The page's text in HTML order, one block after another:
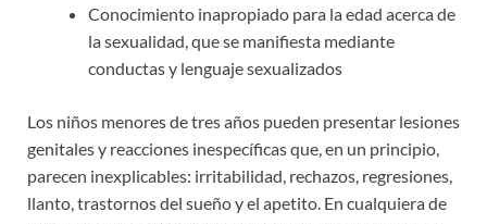
Conocimiento inapropiado para la edad acerca de
la sexualidad, que se manifiesta mediante
conductas y lenguaje sexualizados
Los niños menores de tres años pueden presentar lesiones
genitales y reacciones inespecíficas que, en un principio,
parecen inexplicables: irritabilidad, rechazos, regresiones,
llanto, trastornos del sueño y el apetito. En cualquiera de